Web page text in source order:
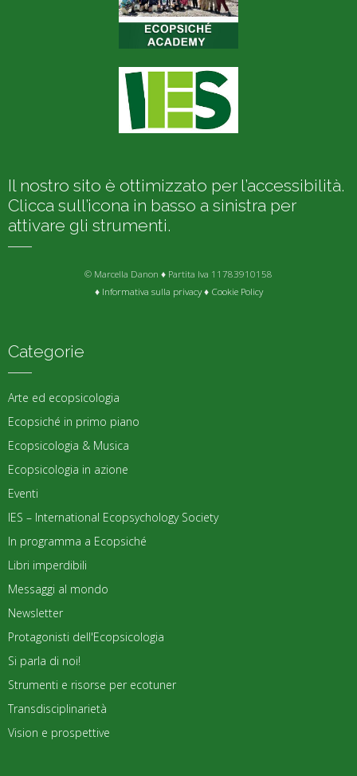
Il nostro sito è ottimizzato per l’accessibilità.
Clicca sull’icona in basso a sinistra per
attivare gli strumenti.
© Marcella Danon ♦ Partita Iva 11783910158
♦ Informativa sulla privacy♦ Cookie Policy
Categorie
Arte ed ecopsicologia
Ecopsiché in primo piano
Ecopsicologia & Musica
Ecopsicologia in azione
Eventi
IES – International Ecopsychology Society
In programma a Ecopsiché
Libri imperdibili
Messaggi al mondo
Newsletter
Protagonisti dell'Ecopsicologia
Si parla di noi!
Strumenti e risorse per ecotuner
Transdisciplinarietà
Vision e prospettive